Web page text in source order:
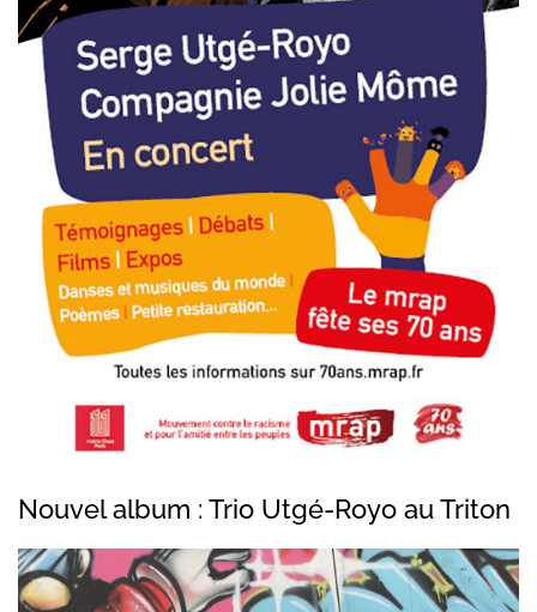
Nouvel album : Trio Utgé-Royo au Triton